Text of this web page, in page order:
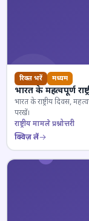
रिक्त भरें मध्यम
भारत के महत्वपूर्ण
भारत के राष्ट्रीय दिवस,
परखें।
राष्ट्रीय मामले प्रश्नोत्तरी
क्विज़ लें